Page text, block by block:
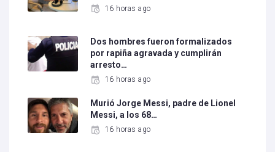
16 horas ago
Dos hombres fueron formalizados
por rapiña agravada y cumplirán
arresto…
16 horas ago
Murió Jorge Messi, padre de Lionel
Messi, a los 68…
16 horas ago